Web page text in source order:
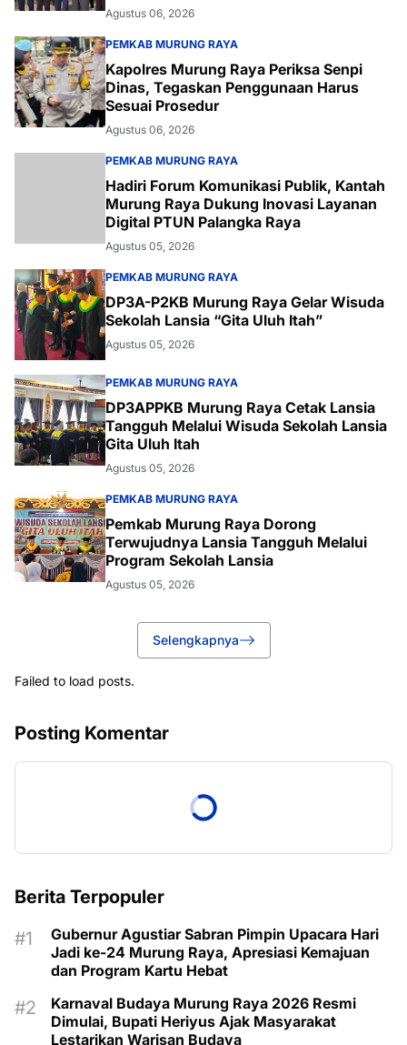
Agustus 06, 2026
PEMKAB MURUNG RAYA
Kapolres Murung Raya Periksa Senpi
Dinas, Tegaskan Penggunaan Harus
Sesuai Prosedur
Agustus 06, 2026
PEMKAB MURUNG RAYA
Hadiri Forum Komunikasi Publik, Kantah
Murung Raya Dukung Inovasi Layanan
Digital PTUN Palangka Raya
Agustus 05, 2026
PEMKAB MURUNG RAYA
DP3A-P2KB Murung Raya Gelar Wisuda
Sekolah Lansia “Gita Uluh Itah”
Agustus 05, 2026
PEMKAB MURUNG RAYA
DP3APPKB Murung Raya Cetak Lansia
Tangguh Melalui Wisuda Sekolah Lansia
Gita Uluh Itah
Agustus 05, 2026
PEMKAB MURUNG RAYA
Pemkab Murung Raya Dorong
Terwujudnya Lansia Tangguh Melalui
Program Sekolah Lansia
Agustus 05, 2026
Selengkapnya
Failed to load posts.
Posting Komentar
Berita Terpopuler
Gubernur Agustiar Sabran Pimpin Upacara Hari
Jadi ke-24 Murung Raya, Apresiasi Kemajuan
dan Program Kartu Hebat
Karnaval Budaya Murung Raya 2026 Resmi
Dimulai, Bupati Heriyus Ajak Masyarakat
Lestarikan Warisan Budaya